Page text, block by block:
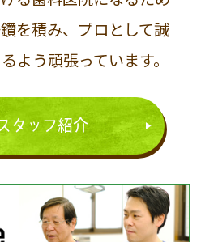
を積み、プロとして誠
よう頑張っています。
タッフ紹介